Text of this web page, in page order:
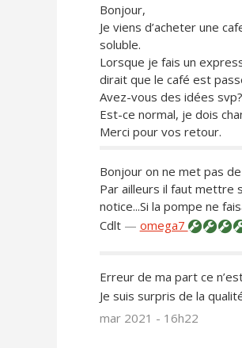
Bonjour,
Je viens d’acheter une
soluble.
Lorsque je fais un
dirait que le café est
Avez-vous des idées svp?
Est-ce normal, je dois
Merci pour vos retour.
Bonjour on ne met pas
Par ailleurs il faut mettre
notice...Si la pompe ne
Cdlt — omega7
Erreur de ma part ce
Je suis surpris de la
mar 2021 - 16h22